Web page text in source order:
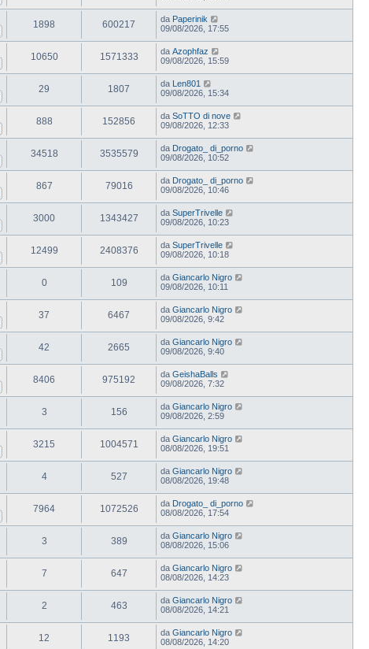
1898 600217 da Paperinik
09/08/2026, 17:55
10650 1571333 da Azophfaz
09/08/2026, 15:59
29 1807 da Len801
09/08/2026, 15:34
888 152856 da SoTTO di nove
09/08/2026, 12:33
34518 3535579 da Drogato_ di_porno
09/08/2026, 10:52
867 79016 da Drogato_ di_porno
09/08/2026, 10:46
3000 1343427 da SuperTrivelle
09/08/2026, 10:23
12499 2408376 da SuperTrivelle
09/08/2026, 10:18
0 109 da Giancarlo Nigro
09/08/2026, 10:11
37 6467 da Giancarlo Nigro
09/08/2026, 9:42
42 2665 da Giancarlo Nigro
09/08/2026, 9:40
8406 975192 da GeishaBalls
09/08/2026, 7:32
3 156 da Giancarlo Nigro
09/08/2026, 2:59
3215 1004571 da Giancarlo Nigro
08/08/2026, 19:51
4 527 da Giancarlo Nigro
08/08/2026, 19:48
7964 1072526 da Drogato_ di_porno
08/08/2026, 17:54
3 389 da Giancarlo Nigro
08/08/2026, 15:06
7 647 da Giancarlo Nigro
08/08/2026, 14:23
2 463 da Giancarlo Nigro
08/08/2026, 14:21
12 1193 da Giancarlo Nigro
08/08/2026, 14:20